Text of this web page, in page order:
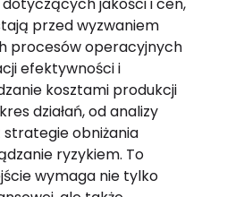
jakości i cen,
przed wyzwaniem
procesów operacyjnych
efektywności i
kosztami produkcji
działań, od analizy
strategie obniżania
ryzykiem. To
wymaga nie tylko